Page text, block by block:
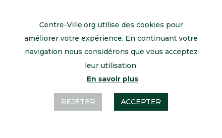
Retour à l’accueil Mentions légales Contactez-nous
Centre-Ville.org utilise des cookies pour
améliorer votre expérience. En continuant votre
navigation nous considérons que vous acceptez
leur utilisation.
En savoir plus
REJETER ACCEPTER